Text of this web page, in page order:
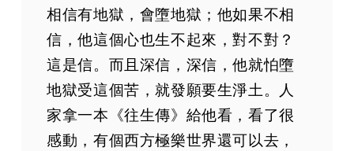
相信有地獄，會墮地獄；他如果不相
信，他這個心也生不起來，對不對？
這是信。而且深信，深信，他就怕墮
地獄受這個苦，就發願要生淨土。人
家拿一本《往生傳》給他看，看了很
感動，有個西方極樂世界還可以去，